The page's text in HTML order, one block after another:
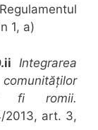
1, a)
Integrarea
fi romii.
2013, art. 3,